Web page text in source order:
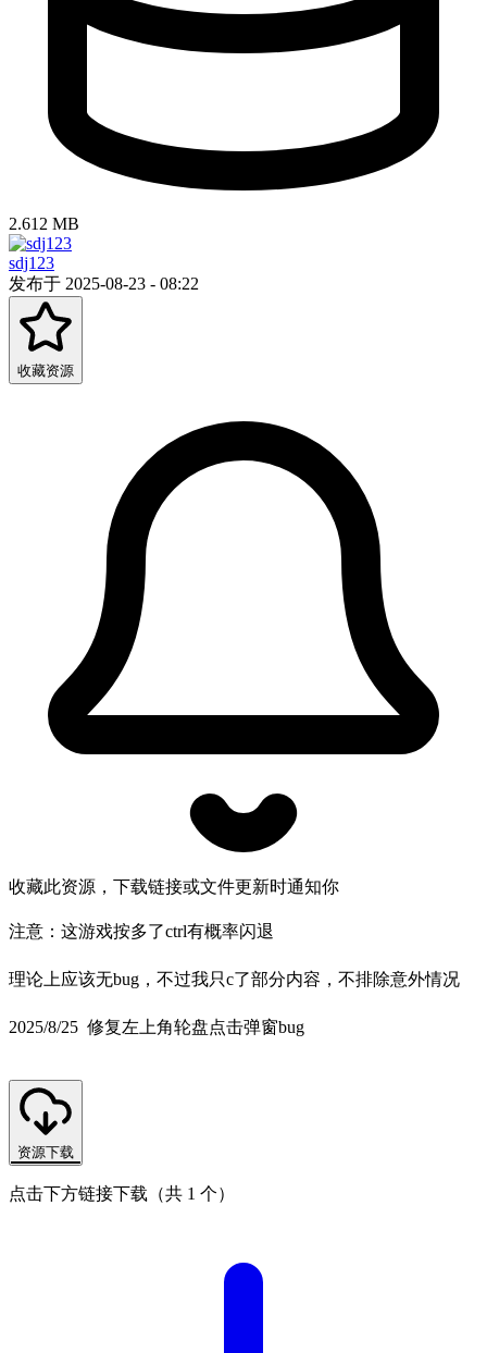
2.612 MB
sdj123
发布于 2025-08-23 - 08:22
收藏资源
收藏此资源，下载链接或文件更新时通知你
注意：这游戏按多了ctrl有概率闪退
理论上应该无bug，不过我只c了部分内容，不排除意外情况
2025/8/25 修复左上角轮盘点击弹窗bug
资源下载
点击下方链接下载（共 1 个）